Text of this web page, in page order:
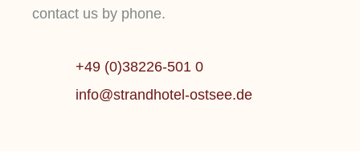
contact us by phone.
+49 (0)38226-501 0
info@strandhotel-ostsee.de